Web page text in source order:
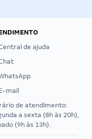
de ajuda
mail
de atendimento:
a sexta (8h às 20h),
(9h às 13h).